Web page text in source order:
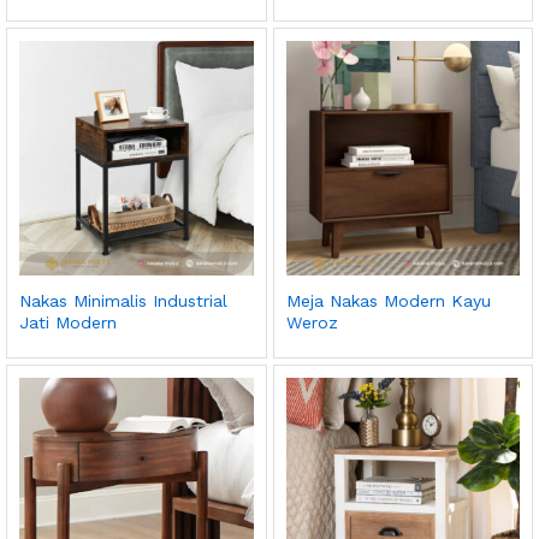
Nakas Minimalis Industrial
Jati Modern
Meja Nakas Modern Kayu
Weroz